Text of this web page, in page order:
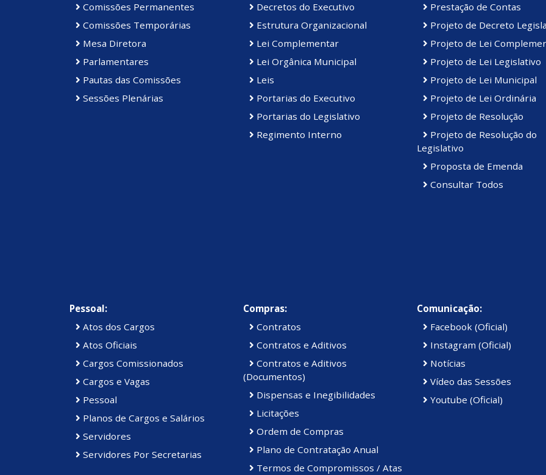
Comissões Permanentes
Comissões Temporárias
Mesa Diretora
Parlamentares
Pautas das Comissões
Sessões Plenárias
Decretos do Executivo
Estrutura Organizacional
Lei Complementar
Lei Orgânica Municipal
Leis
Portarias do Executivo
Portarias do Legislativo
Regimento Interno
Prestação de Contas
Projeto de Decreto
Projeto de Lei
Projeto de Lei Legislativo
Projeto de Lei Municipal
Projeto de Lei Ordinária
Projeto de Resolução
Projeto de Resolução do
Legislativo
Proposta de Emenda
Consultar Todos
Pessoal:
Atos dos Cargos
Atos Oficiais
Cargos Comissionados
Cargos e Vagas
Pessoal
Planos de Cargos e Salários
Servidores
Servidores Por Secretarias
Compras:
Contratos
Contratos e Aditivos
Contratos e Aditivos
(Documentos)
Dispensas e Inegibilidades
Licitações
Ordem de Compras
Plano de Contratação Anual
Termos de Compromissos / Atas
Comunicação:
Facebook (Oficial)
Instagram (Oficial)
Notícias
Vídeo das Sessões
Youtube (Oficial)